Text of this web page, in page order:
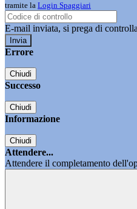
tramite la Login Spaggiari
E-mail inviata, si prega di
Errore
Chiudi
Successo
Chiudi
Informazione
Chiudi
Attendere...
Attendere il completamento